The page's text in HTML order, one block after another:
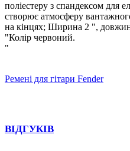
поліестеру з спандексом для
створює атмосферу
на кінцях; Ширина 2 ",
"Колір червоний.
"
Ремені для гітари Fender
ВІДГУКІВ